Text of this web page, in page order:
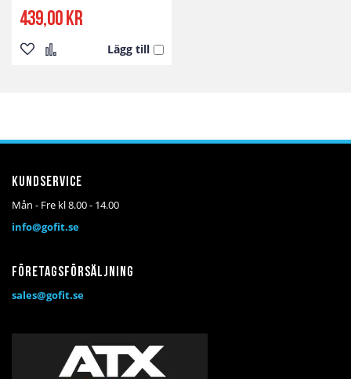
439,00 kr
Lägg till
Lägg Lägg
Kundservice
Mån - Fre kl 8.00 - 14.00
info@gofit.se
Företagsförsäljning
sales@gofit.se